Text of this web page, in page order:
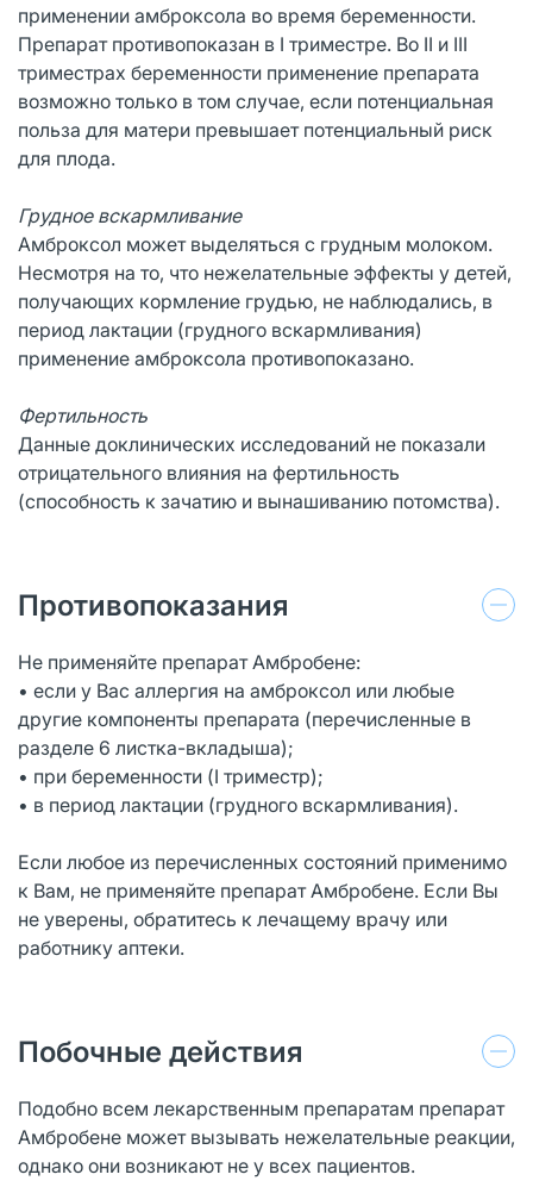
применении амброксола во время беременности.
Препарат противопоказан в I триместре. Во II и III
триместрах беременности применение препарата
возможно только в том случае, если потенциальная
польза для матери превышает потенциальный риск
для плода.
Грудное вскармливание
Амброксол может выделяться с грудным молоком.
Несмотря на то, что нежелательные эффекты у детей,
получающих кормление грудью, не наблюдались, в
период лактации (грудного вскармливания)
применение амброксола противопоказано.
Фертильность
Данные доклинических исследований не показали
отрицательного влияния на фертильность
(способность к зачатию и вынашиванию потомства).
Противопоказания
Не применяйте препарат Амбробене:
• если у Вас аллергия на амброксол или любые
другие компоненты препарата (перечисленные в
разделе 6 листка-вкладыша);
• при беременности (I триместр);
• в период лактации (грудного вскармливания).
Если любое из перечисленных состояний применимо
к Вам, не применяйте препарат Амбробене. Если Вы
не уверены, обратитесь к лечащему врачу или
работнику аптеки.
Побочные действия
Подобно всем лекарственным препаратам препарат
Амбробене может вызывать нежелательные реакции,
однако они возникают не у всех пациентов.